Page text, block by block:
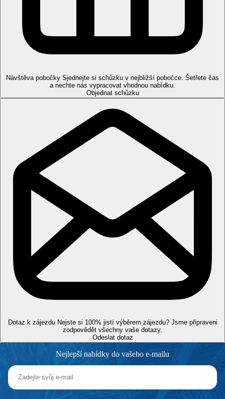
Za poplatek:
Děti
Brouzdaliště pro děti, dětská postýlka na vyžádání (zdarma).
Karty
VISA, EC/MC.
Web
http://www.saphirpalacespahammamet.online/
Za poplatek:
hammam, masáže a různé druhy
zkrášlujících procedur.
Internet
Zdarma:
Oficiální kategorie
5 hvězdiček
Rozsah a kvalita výše uvedených služeb a aktivit může být
ovlivněna zavedením případných hygienických či
protiepidemických opatření v dané destinaci.
Vzdálenosti
Vzdálenost k pláži
Centrum města
Nákupy
Pláž
Návštěva pobočky Sjednejte si schůzku v nejbližší pobočce. Šetřete čas
a nechte nás vypracovat vhodnou nabídku.
Objednat schůzku
Dotaz k zájezdu Nejste si 100% jistí výběrem zájezdu? Jsme připraveni
zodpovědět všechny vaše dotazy.
Odeslat dotaz
Nejlepší nabídky do vašeho e-mailu